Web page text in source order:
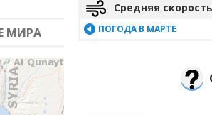
МИРА
Средняя
ПОГОДА В МАРТЕ